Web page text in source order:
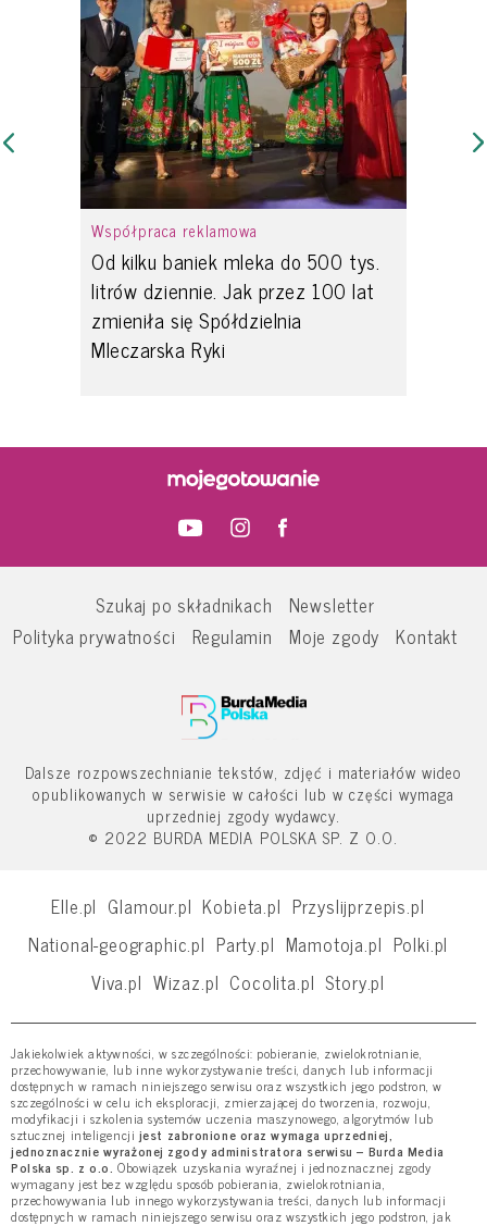
Współpraca reklamowa
Od kilku baniek mleka do 500 tys.
litrów dziennie. Jak przez 100 lat
zmieniła się Spółdzielnia
Mleczarska Ryki
Szukaj po składnikach
Newsletter
Polityka prywatności
Regulamin Moje zgody Kontakt
Dalsze rozpowszechnianie tekstów, zdjęć i materiałów wideo
opublikowanych w serwisie w całości lub w części wymaga
uprzedniej zgody wydawcy.
© 2022 BURDA MEDIA POLSKA SP. Z O.O.
Elle.pl Glamour.pl Kobieta.pl Przyslijprzepis.pl
National-geographic.pl Party.pl Mamotoja.pl Polki.pl
Viva.pl Wizaz.pl Cocolita.pl Story.pl
Jakiekolwiek aktywności, w szczególności: pobieranie, zwielokrotnianie,
przechowywanie, lub inne wykorzystywanie treści, danych lub informacji
dostępnych w ramach niniejszego serwisu oraz wszystkich jego podstron, w
szczególności w celu ich eksploracji, zmierzającej do tworzenia, rozwoju,
modyfikacji i szkolenia systemów uczenia maszynowego, algorytmów lub
sztucznej inteligencji jest zabronione oraz wymaga uprzedniej,
jednoznacznie wyrażonej zgody administratora serwisu – Burda Media
Polska sp. z o.o. Obowiązek uzyskania wyraźnej i jednoznacznej zgody
wymagany jest bez względu sposób pobierania, zwielokrotniania,
przechowywania lub innego wykorzystywania treści, danych lub informacji
dostępnych w ramach niniejszego serwisu oraz wszystkich jego podstron, jak